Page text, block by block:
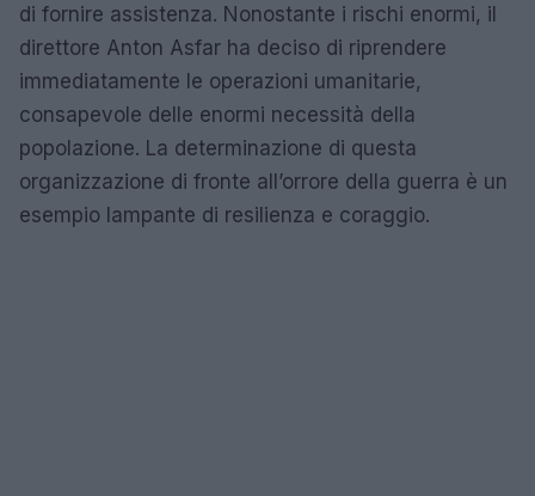
di fornire assistenza. Nonostante i rischi enormi, il
direttore Anton Asfar ha deciso di riprendere
immediatamente le operazioni umanitarie,
consapevole delle enormi necessità della
popolazione. La determinazione di questa
organizzazione di fronte all’orrore della guerra è un
esempio lampante di resilienza e coraggio.